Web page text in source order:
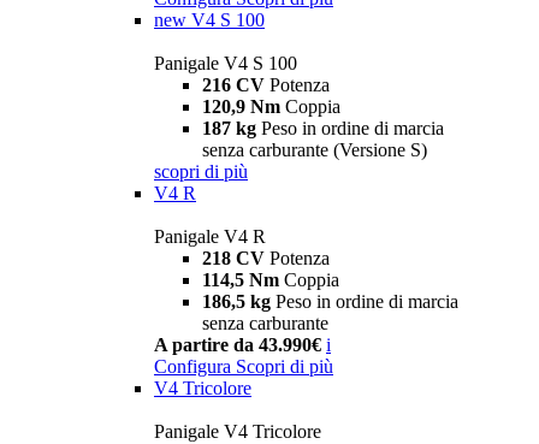
new V4 S 100
Panigale V4 S 100
216 CV Potenza
120,9 Nm Coppia
187 kg Peso in ordine di marcia
senza carburante (Versione S)
scopri di più
V4 R
Panigale V4 R
218 CV Potenza
114,5 Nm Coppia
186,5 kg Peso in ordine di marcia
senza carburante
A partire da 43.990€ i
Configura Scopri di più
V4 Tricolore
Panigale V4 Tricolore